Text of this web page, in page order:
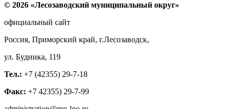
© 2026 «Лесозаводский муниципальный округ»
официальный сайт
Россия, Приморский край, г.Лесозаводск,
ул. Будника, 119
Тел.: +7 (42355) 29-7-18
Факс: +7 42355) 29-7-99